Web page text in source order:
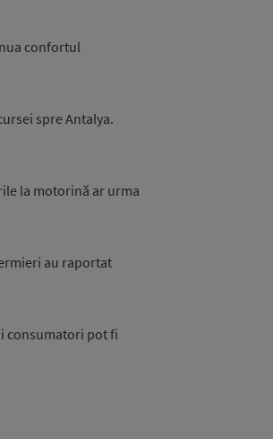
confortul
spre Antalya.
la motorină ar urma
au raportat
consumatori pot fi